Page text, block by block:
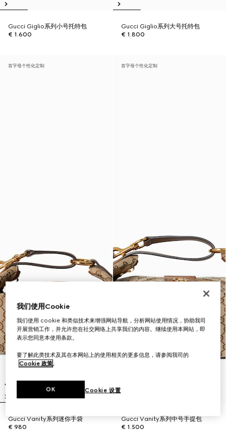
Gucci Giglio系列小号托特包
€ 1.600
Gucci Giglio系列大号托特包
€ 1.800
首字母个性化定制
Gucci Vanity系列迷你手袋
€ 980
首字母个性化定制
Gucci Vanity系列中号手提包
€ 1.500
我们使用Cookie
我们使用 cookie 和类似技术来增强网站导航，分析网站使用情况，协助我司
开展营销工作，并允许您在社交网络上共享我们的内容。继续使用本网站，即
表示您同意本使用条款。
要了解此类技术及其在本网站上的使用相关的更多信息，请参阅我司的
Cookie 政策。
Cookie 设置
OK